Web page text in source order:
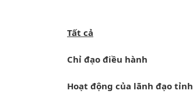
Tất cả
Chỉ đạo điều hành
Hoạt động của lãnh đạo tỉnh